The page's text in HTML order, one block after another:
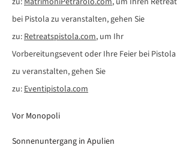
bei Pistola zu veranstalten, gehen Sie
zu:Retreatspistola.com, um Ihr
Vorbereitungsevent oder Ihre Feier bei Pistola
zu veranstalten, gehen Sie
zu:Eventipistola.com
Vor Monopoli
Sonnenuntergang in Apulien